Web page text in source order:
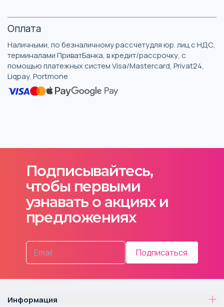
Оплата
Наличными, по безналичному рассчетудля юр. лиц с НДС,
терминалами ПриватБанка, в кредит/рассрочку, с
помощью платежных систем Visa/Mastercard, Privat24,
Liqpay, Portmone
Подписывайтесь,
чтобы первыми
узнавать о акциях и
предложениях
Подписаться
Информация